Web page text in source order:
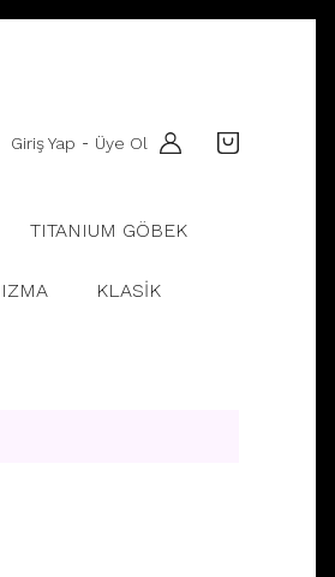
Giriş Yap - Üye Ol
TITANIUM GÖBEK
KLASİK